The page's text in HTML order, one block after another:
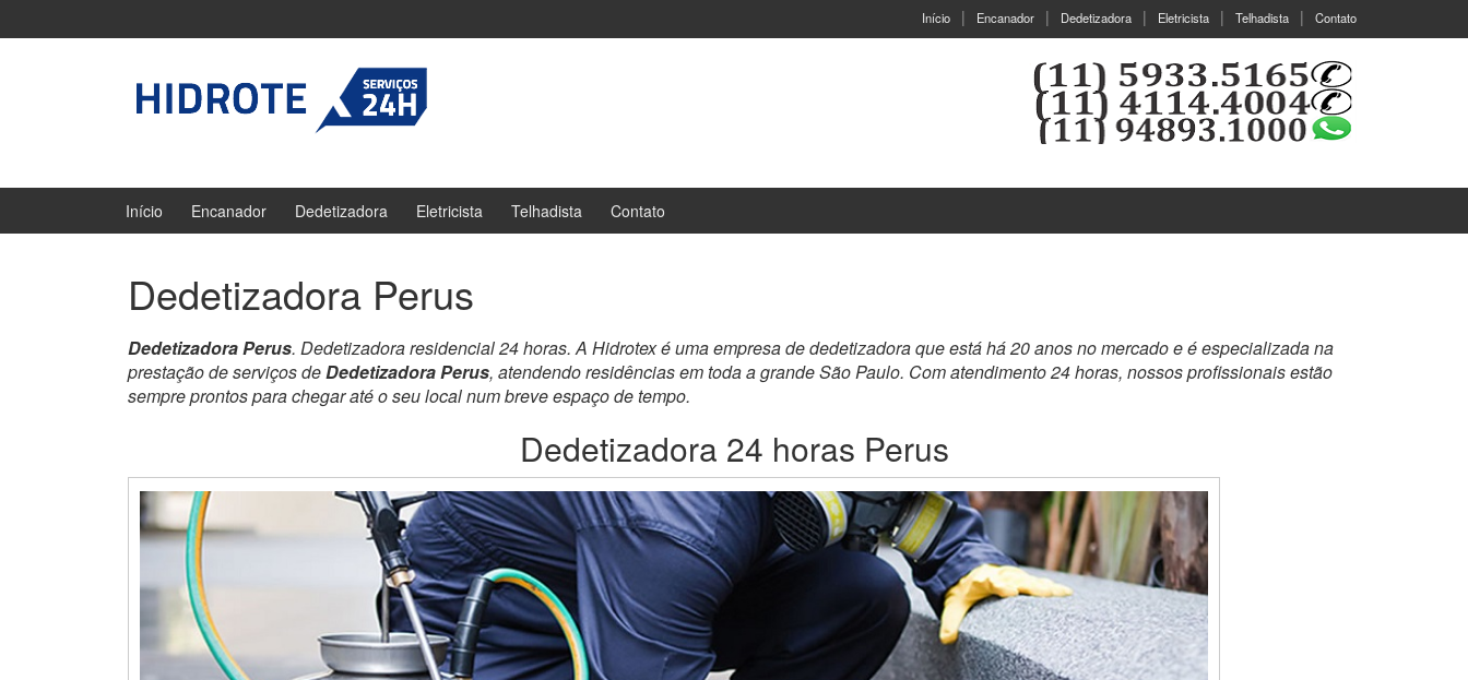
Início Encanador Dedetizadora Eletricista Telhadista Contato
Início Encanador Dedetizadora Eletricista Telhadista Contato
Dedetizadora Perus
Dedetizadora Perus. Dedetizadora residencial 24 horas. A Hidrotex é uma empresa de dedetizadora que está há 20 anos no mercado e é especializada na
prestação de serviços deDedetizadora Perus, atendendo residências em toda a grande São Paulo. Com atendimento 24 horas, nossos profissionais estão
sempre prontos para chegar até o seu local num breve espaço de tempo.
Dedetizadora 24 horas Perus